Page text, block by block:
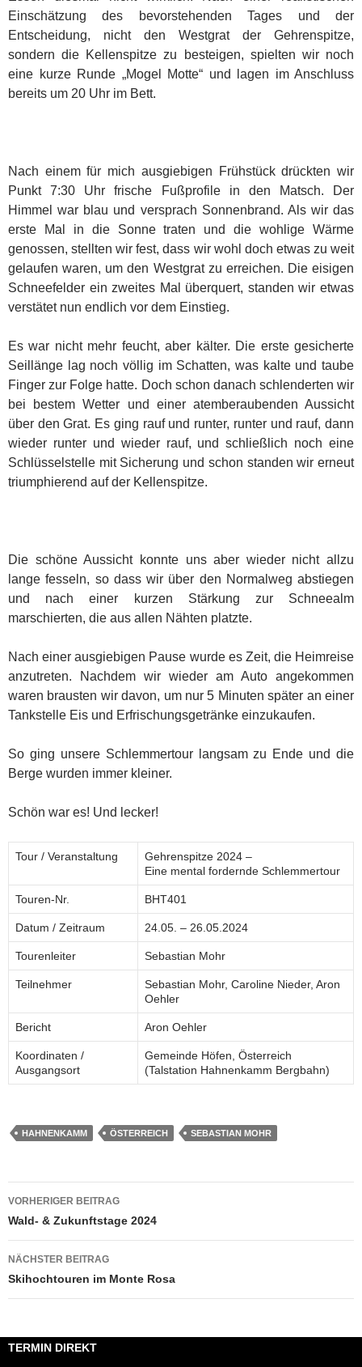
Einschätzung des bevorstehenden Tages und der
Entscheidung, nicht den Westgrat der Gehrenspitze,
sondern die Kellenspitze zu besteigen, spielten wir noch
eine kurze Runde „Mogel Motte“ und lagen im Anschluss
bereits um 20 Uhr im Bett.
Nach einem für mich ausgiebigen Frühstück drückten wir
Punkt 7:30 Uhr frische Fußprofile in den Matsch. Der
Himmel war blau und versprach Sonnenbrand. Als wir das
erste Mal in die Sonne traten und die wohlige Wärme
genossen, stellten wir fest, dass wir wohl doch etwas zu weit
gelaufen waren, um den Westgrat zu erreichen. Die eisigen
Schneefelder ein zweites Mal überquert, standen wir etwas
verstätet nun endlich vor dem Einstieg.
Es war nicht mehr feucht, aber kälter. Die erste gesicherte
Seillänge lag noch völlig im Schatten, was kalte und taube
Finger zur Folge hatte. Doch schon danach schlenderten wir
bei bestem Wetter und einer atemberaubenden Aussicht
über den Grat. Es ging rauf und runter, runter und rauf, dann
wieder runter und wieder rauf, und schließlich noch eine
Schlüsselstelle mit Sicherung und schon standen wir erneut
triumphierend auf der Kellenspitze.
Die schöne Aussicht konnte uns aber wieder nicht allzu
lange fesseln, so dass wir über den Normalweg abstiegen
und nach einer kurzen Stärkung zur Schneealm
marschierten, die aus allen Nähten platzte.
Nach einer ausgiebigen Pause wurde es Zeit, die Heimreise
anzutreten. Nachdem wir wieder am Auto angekommen
waren brausten wir davon, um nur 5 Minuten später an einer
Tankstelle Eis und Erfrischungsgetränke einzukaufen.
So ging unsere Schlemmertour langsam zu Ende und die
Berge wurden immer kleiner.
Schön war es! Und lecker!
Tour / Veranstaltung
Gehrenspitze 2024 –
Eine mental fordernde Schlemmertour
Touren-Nr. BHT401
Datum / Zeitraum 24.05. – 26.05.2024
Tourenleiter Sebastian Mohr
Teilnehmer
Sebastian Mohr, Caroline Nieder, Aron
Oehler
Bericht Aron Oehler
Koordinaten /
Ausgangsort
Gemeinde Höfen, Österreich
(Talstation Hahnenkamm Bergbahn)
HAHNENKAMM ÖSTERREICH SEBASTIAN MOHR
Beitragsnavigation
VORHERIGER BEITRAG
Wald- & Zukunftstage 2024
NÄCHSTER BEITRAG
Skihochtouren im Monte Rosa
TERMIN DIREKT